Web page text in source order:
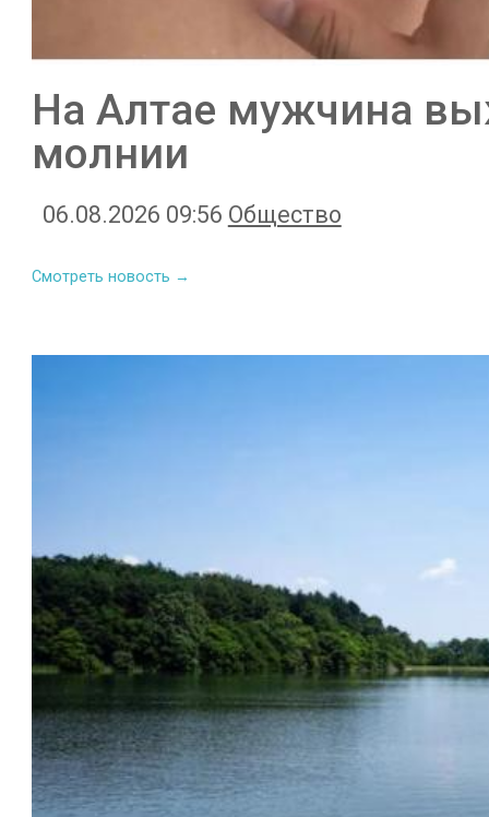
На Алтае мужчина
молнии
06.08.2026 09:56 Общество
Смотреть новость →